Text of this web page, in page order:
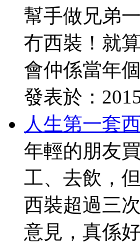
幫手做兄弟
冇西裝！就
會仲係當年
發表於：
人生第一套
年輕的朋友
工、去飲，
西裝超過三
意見，真係